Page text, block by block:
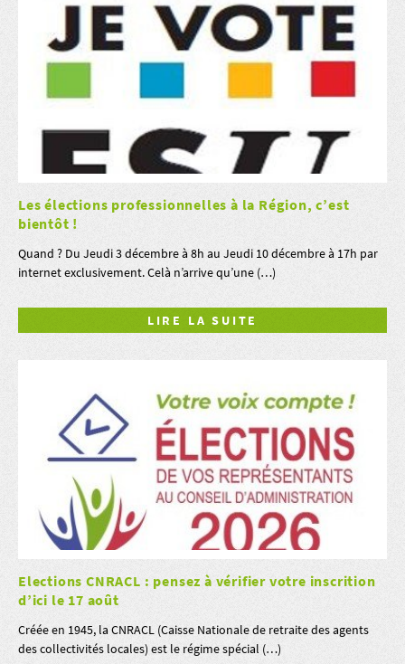
Les élections professionnelles à la Région, c’est
bientôt !
Quand ? Du Jeudi 3 décembre à 8h au Jeudi 10 décembre à 17h par
internet exclusivement. Celà n’arrive qu’une (…)
LIRE LA SUITE
Elections CNRACL : pensez à vérifier votre inscrition
d’ici le 17 août
Créée en 1945, la CNRACL (Caisse Nationale de retraite des agents
des collectivités locales) est le régime spécial (…)